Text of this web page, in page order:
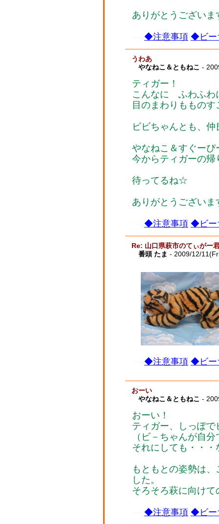
ありがとうございま
◆注意事項 ◆ビー
うわあ
やなねこ＆ともねこ -
ティガー！
こんなに ふわふ
目のまわりももの
ビビちゃんとも、
やなねこ＆すぐーぴ
今からティガーの
待ってるね☆
ありがとうございま
◆注意事項 ◆ビー
Re: 山口県萩市のてぃがー
番頭 たま - 2009/12/
◆注意事項 ◆ビー
おーい
やなねこ＆ともねこ -
おーい！
ティガー、しっぽ
（ビ－ちゃんが自
それにしても・・
もともとの姿勢は
した。
そろそろ萩に向け
◆注意事項 ◆ビー